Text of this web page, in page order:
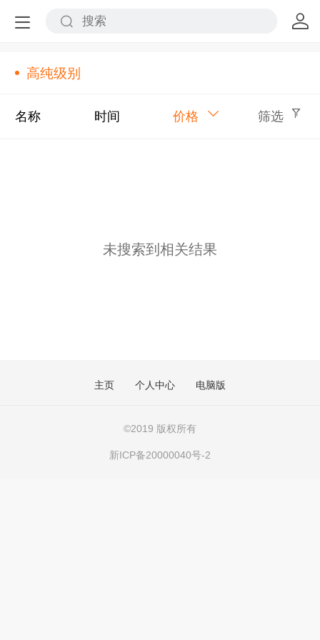
高纯级别
名称 时间 价格 筛选
未搜索到相关结果
主页 个人中心 电脑版
©2019 版权所有
新ICP备20000040号-2